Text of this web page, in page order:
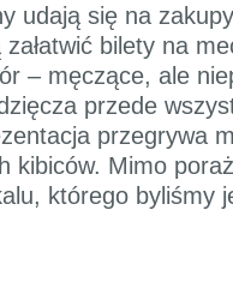
udają się na
bilety na
– męczące, ale
przede
przegrywa
kibiców. Mimo
którego byliśmy